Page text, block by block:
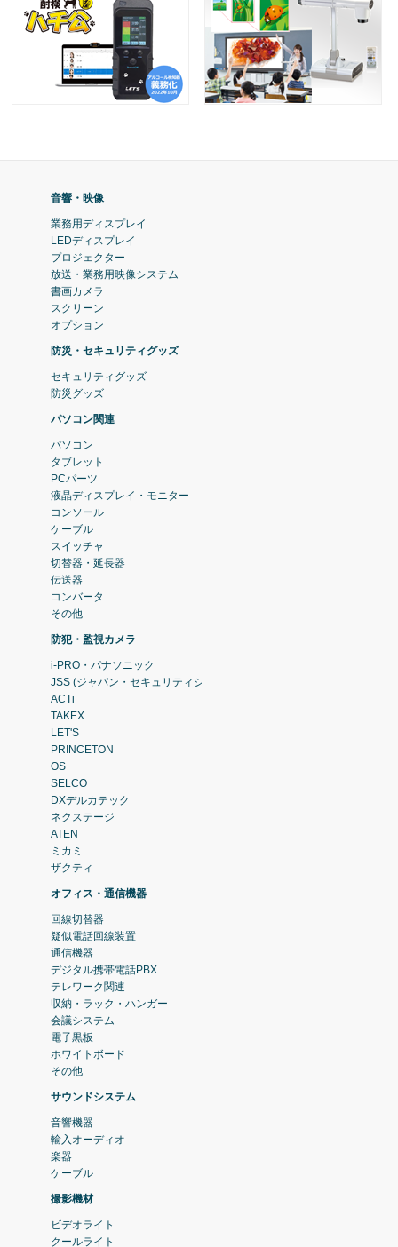
音響・映像
業務用ディスプレイ
LEDディスプレイ
プロジェクター
放送・業務用映像システム
書画カメラ
スクリーン
オプション
防災・セキュリティグッズ
セキュリティグッズ
防災グッズ
パソコン関連
パソコン
タブレット
PCパーツ
液晶ディスプレイ・モニター
コンソール
ケーブル
スイッチャ
切替器・延長器
伝送器
コンバータ
その他
防犯・監視カメラ
i-PRO・パナソニック
JSS (ジャパン・セキュリティシステム)
ACTi
TAKEX
LET'S
PRINCETON
OS
SELCO
DXデルカテック
ネクステージ
ATEN
ミカミ
ザクティ
オフィス・通信機器
回線切替器
疑似電話回線装置
通信機器
デジタル携帯電話PBX
テレワーク関連
収納・ラック・ハンガー
会議システム
電子黒板
ホワイトボード
その他
サウンドシステム
音響機器
輸入オーディオ
楽器
ケーブル
撮影機材
ビデオライト
クールライト